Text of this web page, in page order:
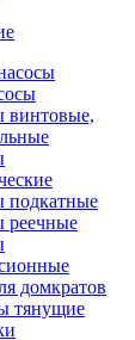
винтовые,
подкатные
реечные
домкратов
тянущие